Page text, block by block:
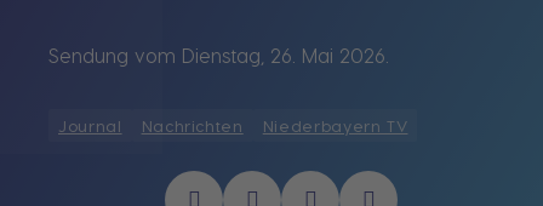
Sendung vom Dienstag, 26. Mai 2026.
Journal Nachrichten Niederbayern TV